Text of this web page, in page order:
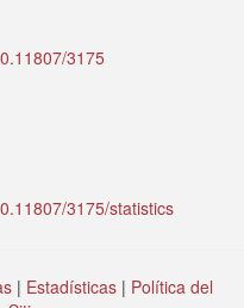
3175
3175/statistics
| Estadísticas | Política del